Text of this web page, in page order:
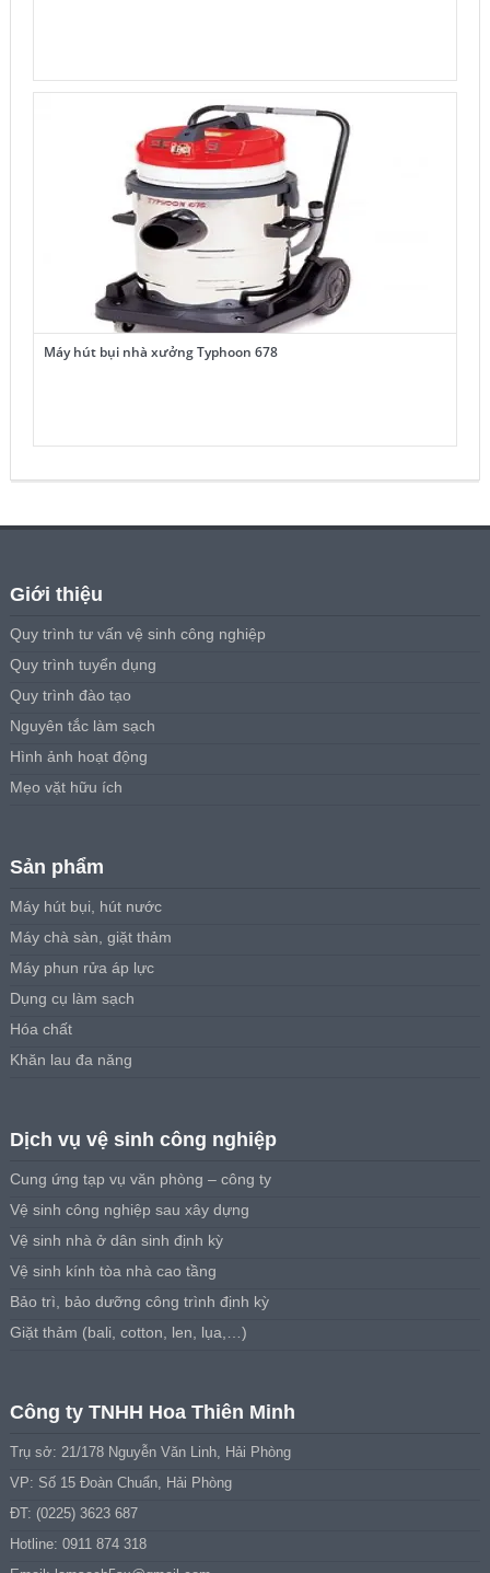
Máy hút bụi nhà xưởng Typhoon 678
Giới thiệu
Quy trình tư vấn vệ sinh công nghiệp
Quy trình tuyển dụng
Quy trình đào tạo
Nguyên tắc làm sạch
Hình ảnh hoạt động
Mẹo vặt hữu ích
Sản phẩm
Máy hút bụi, hút nước
Máy chà sàn, giặt thảm
Máy phun rửa áp lực
Dụng cụ làm sạch
Hóa chất
Khăn lau đa năng
Dịch vụ vệ sinh công nghiệp
Cung ứng tạp vụ văn phòng – công ty
Vệ sinh công nghiệp sau xây dựng
Vệ sinh nhà ở dân sinh định kỳ
Vệ sinh kính tòa nhà cao tầng
Bảo trì, bảo dưỡng công trình định kỳ
Giặt thảm (bali, cotton, len, lụa,…)
Công ty TNHH Hoa Thiên Minh
Trụ sở: 21/178 Nguyễn Văn Linh, Hải Phòng
VP: Số 15 Đoàn Chuẩn, Hải Phòng
ĐT: (0225) 3623 687
Hotline: 0911 874 318